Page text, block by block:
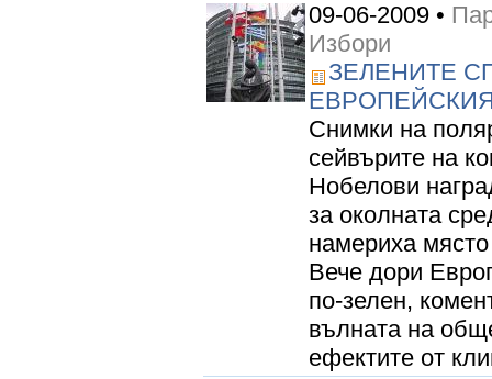
09-06-2009 •
Избори
ЗЕЛЕНИТЕ
Снимки на
сейвърите на
Нобелови
за околната
намериха
Вече дори
по-зелен,
вълната на
ефектите от